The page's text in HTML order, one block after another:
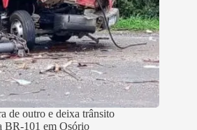
de outro e deixa trânsito
BR-101 em Osório